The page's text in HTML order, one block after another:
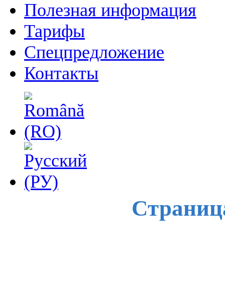
Полезная информация
Тарифы
Спецпредложение
Контакты